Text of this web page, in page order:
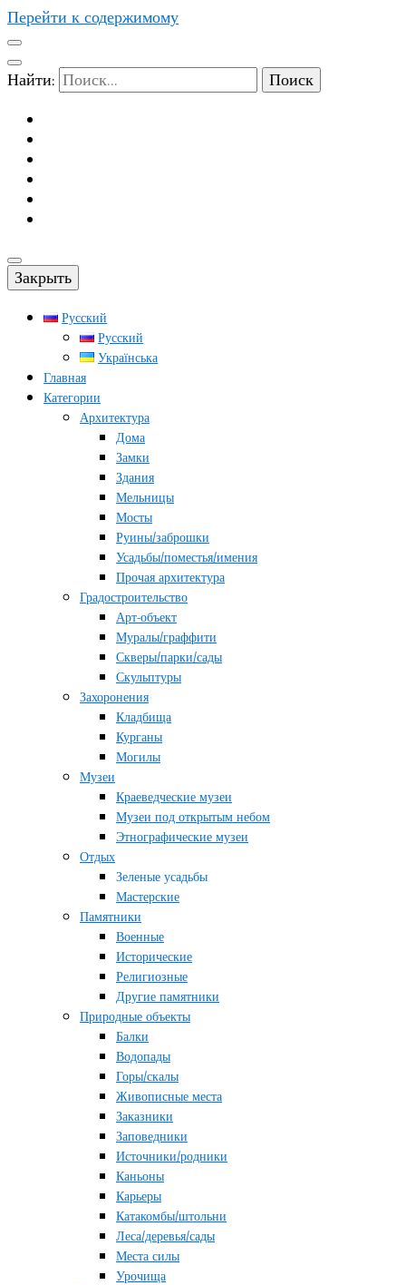
Перейти к содержимому
Найти:
Закрыть
Русский
Русский
Українська
Главная
Категории
Архитектура
Дома
Замки
Здания
Мельницы
Мосты
Руины/заброшки
Усадьбы/поместья/имения
Прочая архитектура
Градостроительство
Арт-объект
Муралы/граффити
Скверы/парки/сады
Скульптуры
Захоронения
Кладбища
Курганы
Могилы
Музеи
Краеведческие музеи
Музеи под открытым небом
Этнографические музеи
Отдых
Зеленые усадьбы
Мастерские
Памятники
Военные
Исторические
Религиозные
Другие памятники
Природные объекты
Балки
Водопады
Горы/скалы
Живописные места
Заказники
Заповедники
Источники/родники
Каньоны
Карьеры
Катакомбы/штольни
Леса/деревья/сады
Места силы
Урочища